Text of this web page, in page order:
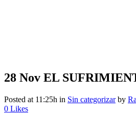
28 Nov EL
Posted at 11:25h in Sin categorizar by
0 Likes